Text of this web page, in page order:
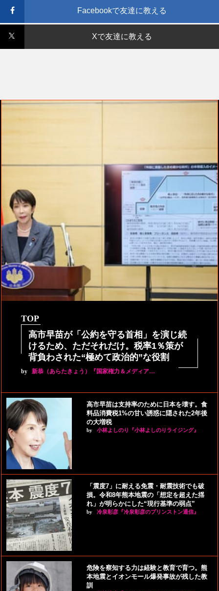
Facebookで友達に教える
Xで友達に教える
TOP
高市早苗が「公約を守る首相」を演じ続
けるため、ただそれだけ。税率1％策が
背負わされた“極めて政治的”な役割
by 新恭（あらたきょう）『国家権力＆メディア…
高市早苗は支持率のために日本を壊す。食
料品消費税1%の甘い誘惑に隠された2年後
の大増税
by 小林よしのり『小林よしのりライジング』
「震度7」に耐える免震・耐震技術でも破
損。令和8年熊本地震の「想定を超えた揺
れ」が明らかにした“現行基準の弱点”
by 冷泉彰彦『冷泉彰彦のプリンストン通信』
危険を察知する力は経験と教育で育つ。熊
本地震とイオンモール爆発事故が残した教
訓